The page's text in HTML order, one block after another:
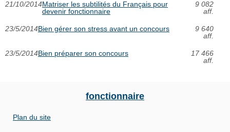
21/10/2014Matriser les subtilités du Français pour
devenir fonctionnaire
9 082
aff.
23/5/2014Bien gérer son stress avant un concours
9 640
aff.
23/5/2014Bien préparer son concours
17 466
aff.
fonctionnaire
Plan du site